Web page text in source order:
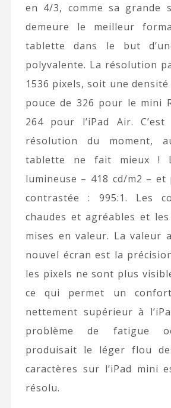
en 4/3, comme sa grande
demeure le meilleur
tablette dans le but
polyvalente. La résolution
1536 pixels, soit une
pouce de 326 pour le mini
264 pour l’iPad Air.
résolution du moment,
tablette ne fait mieux !
lumineuse – 418 cd/m2 –
contrastée : 995:1. Les
chaudes et agréables et
mises en valeur. La valeur
nouvel écran est la
les pixels ne sont plus
ce qui permet un
nettement supérieur à
problème de fatigue
produisait le léger flou
caractères sur l’iPad mini
résolu.